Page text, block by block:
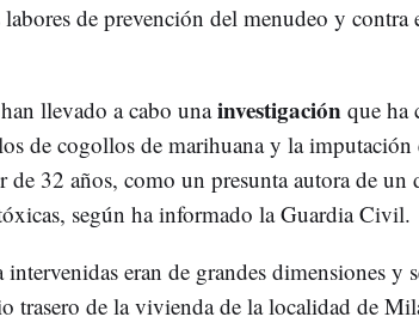
labores de prevención del menudeo y contra
llevado a cabo unainvestigación que ha
de cogollos de marihuana y la imputación
de 32 años, como un presunta autora de
según ha informado la Guardia Civil.
eran de grandes dimensiones y
trasero de la vivienda de la localidad de